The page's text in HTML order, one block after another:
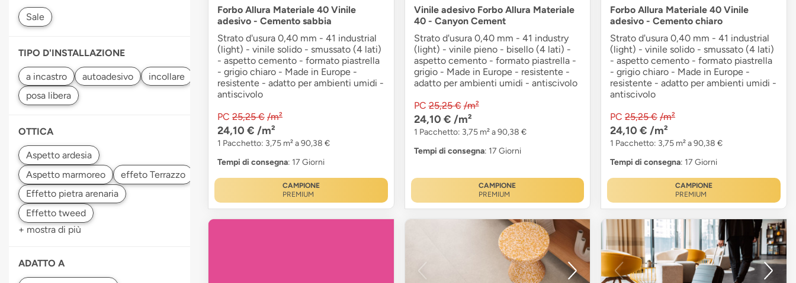
TIPO D'INSTALLAZIONE
OTTICA
+ mostra di più
ADATTO A
Forbo Allura Materiale 40 Vinile
adesivo - Cemento sabbia
Strato d'usura 0,40 mm - 41 industrial
(light) - vinile solido - smussato (4 lati)
- aspetto cemento - formato piastrella
- grigio chiaro - Made in Europe -
resistente - adatto per ambienti umidi -
antiscivolo
PC 25,25 € /m²
24,10 € /m²
1 Pacchetto: 3,75 m² a 90,38 €
Tempi di consegna: 17 Giorni
CAMPIONE
PREMIUM
Vinile adesivo Forbo Allura Materiale
40 - Canyon Cement
Strato d'usura 0,40 mm - 41 industry
(light) - vinile pieno - bisello (4 lati) -
aspetto cemento - formato piastrella -
grigio - Made in Europe - resistente -
adatto per ambienti umidi - antiscivolo
PC 25,25 € /m²
24,10 € /m²
1 Pacchetto: 3,75 m² a 90,38 €
Tempi di consegna: 17 Giorni
CAMPIONE
PREMIUM
Forbo Allura Materiale 40 Vinile
adesivo - Cemento chiaro
Strato d'usura 0,40 mm - 41 industrial
(light) - vinile solido - smussato (4 lati)
- aspetto cemento - formato piastrella
- grigio chiaro - Made in Europe -
resistente - adatto per ambienti umidi -
antiscivolo
PC 25,25 € /m²
24,10 € /m²
1 Pacchetto: 3,75 m² a 90,38 €
Tempi di consegna: 17 Giorni
CAMPIONE
PREMIUM